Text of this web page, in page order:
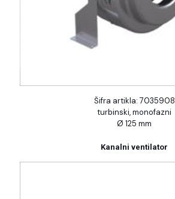
Šifra artikla: 7035908
turbinski, monofazni
Ø 125 mm
Kanalni ventilator